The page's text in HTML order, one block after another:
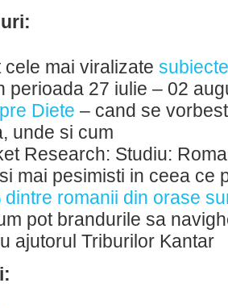
cele mai viralizate subiecte
perioada 27 iulie – 02
Diete – cand se
unde si cum
Research: Studiu:
mai pesimisti in ceea ce
dintre romanii din orase
pot brandurile sa
ajutorul Triburilor Kantar